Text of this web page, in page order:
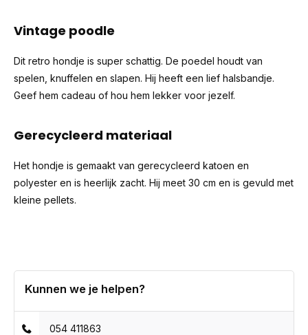
Vintage poodle
Dit retro hondje is super schattig. De poedel houdt van
spelen, knuffelen en slapen. Hij heeft een lief halsbandje.
Geef hem cadeau of hou hem lekker voor jezelf.
Gerecycleerd materiaal
Het hondje is gemaakt van gerecycleerd katoen en
polyester en is heerlijk zacht. Hij meet 30 cm en is gevuld met
kleine pellets.
Kunnen we je helpen?
054 411863